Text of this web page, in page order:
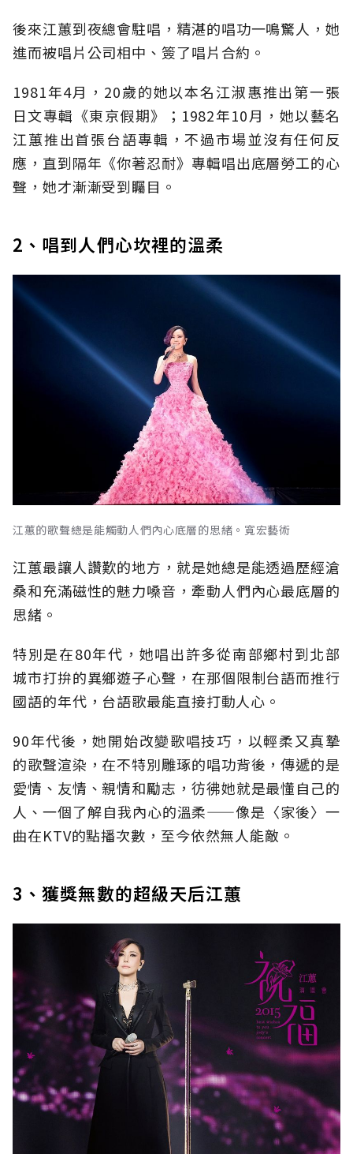
後來江蕙到夜總會駐唱，精湛的唱功一鳴驚人，她
進而被唱片公司相中、簽了唱片合約。
1981年4月，20歲的她以本名江淑惠推出第一張
日文專輯《東京假期》；1982年10月，她以藝名
江蕙推出首張台語專輯，不過市場並沒有任何反
應，直到隔年《你著忍耐》專輯唱出底層勞工的心
聲，她才漸漸受到矚目。
2、唱到人們心坎裡的溫柔
江蕙的歌聲總是能觸動人們內心底層的思緒。寬宏藝術
江蕙最讓人讚歎的地方，就是她總是能透過歷經滄
桑和充滿磁性的魅力嗓音，牽動人們內心最底層的
思緒。
特別是在80年代，她唱出許多從南部鄉村到北部
城市打拚的異鄉遊子心聲，在那個限制台語而推行
國語的年代，台語歌最能直接打動人心。
90年代後，她開始改變歌唱技巧，以輕柔又真摯
的歌聲渲染，在不特別雕琢的唱功背後，傳遞的是
愛情、友情、親情和勵志，彷彿她就是最懂自己的
人、一個了解自我內心的溫柔——像是〈家後〉一
曲在KTV的點播次數，至今依然無人能敵。
3、獲獎無數的超級天后江蕙